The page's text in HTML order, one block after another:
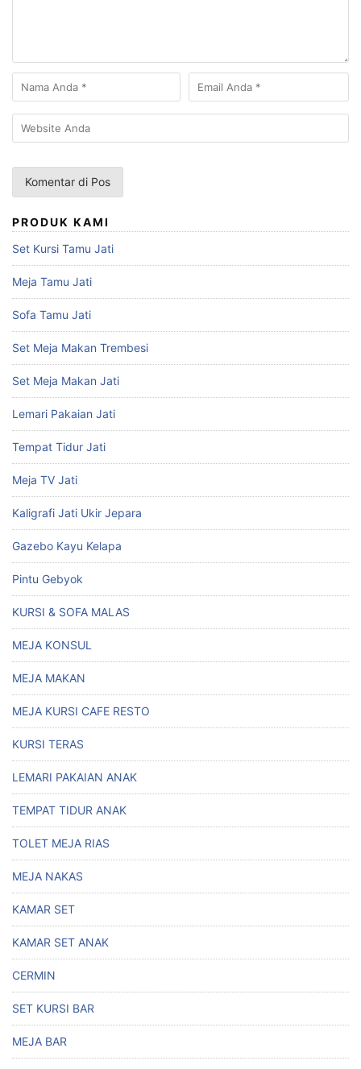
PRODUK KAMI
Set Kursi Tamu Jati
Meja Tamu Jati
Sofa Tamu Jati
Set Meja Makan Trembesi
Set Meja Makan Jati
Lemari Pakaian Jati
Tempat Tidur Jati
Meja TV Jati
Kaligrafi Jati Ukir Jepara
Gazebo Kayu Kelapa
Pintu Gebyok
KURSI & SOFA MALAS
MEJA KONSUL
MEJA MAKAN
MEJA KURSI CAFE RESTO
KURSI TERAS
LEMARI PAKAIAN ANAK
TEMPAT TIDUR ANAK
TOLET MEJA RIAS
MEJA NAKAS
KAMAR SET
KAMAR SET ANAK
CERMIN
SET KURSI BAR
MEJA BAR